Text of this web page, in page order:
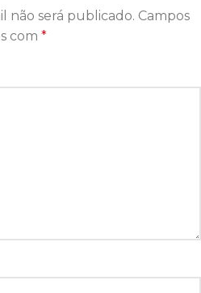
não será publicado. Campos
com *